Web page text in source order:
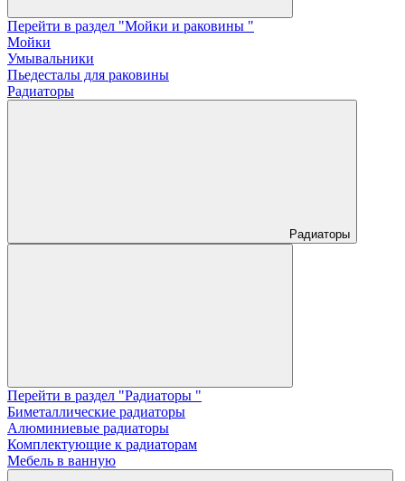
Перейти в раздел "Мойки и раковины "
Мойки
Умывальники
Пьедесталы для раковины
Радиаторы
Радиаторы
Перейти в раздел "Радиаторы "
Биметаллические радиаторы
Алюминиевые радиаторы
Комплектующие к радиаторам
Мебель в ванную